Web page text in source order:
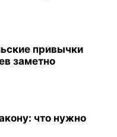
привычки
заметно
что нужно